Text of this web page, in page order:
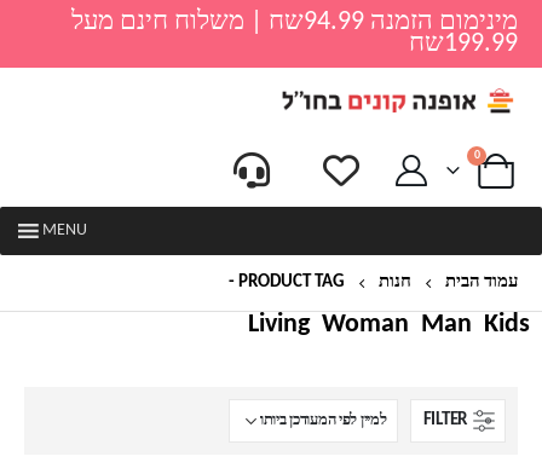
מינימום הזמנה 94.99שח | משלוח חינם מעל
199.99שח
0
MENU
עמוד הבית חנות PRODUCT TAG -
Kids
Man
Woman
Living
FILTER